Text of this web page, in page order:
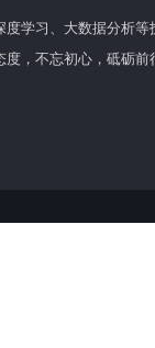
学习、大数据分析
度，不忘初心，砥砺前